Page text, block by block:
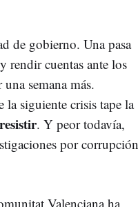
de gobierno. Una pasa
rendir cuentas ante los
semana más.
siguiente crisis tape la
. Y peor todavía,
por corrupción
Valenciana ha